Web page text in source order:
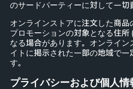
のサードパーティーに対して一切
オンラインストアに注文した商品
プロモーションの対象となる住所
なる場合があります。オンライン
イトに掲示された一部の地域で
す。
プライバシーおよび個人情